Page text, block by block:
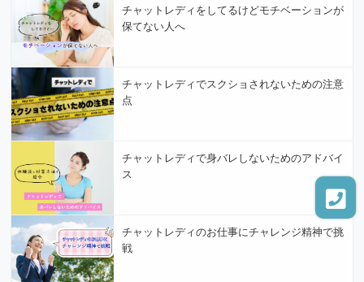
チャットレディをしてるけどモチベーションが
保てない人へ
チャットレディでスクショされないための注意
点
チャットレディで身バレしないためのアドバイ
ス
チャットレディのお仕事にチャレンジ精神で挑
戦